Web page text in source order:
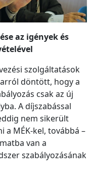
az igények és
szolgáltatások
döntött, hogy a
csak az új
A díjszabással
nem sikerült
a MÉK-kel, továbbá –
van a
szabályozásának